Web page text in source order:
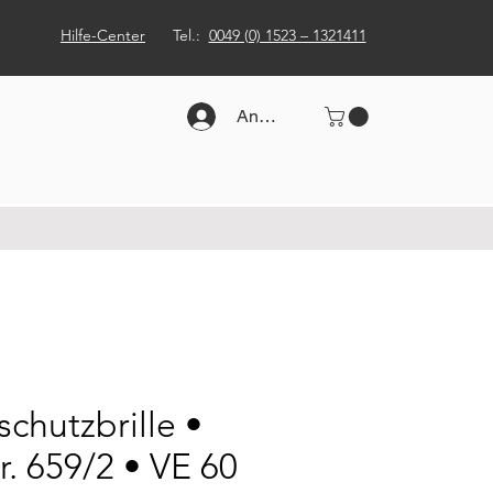
Hilfe-Center Tel.: 0049 (0) 1523 – 1321411
Anmelden
•
659/2 • VE 60